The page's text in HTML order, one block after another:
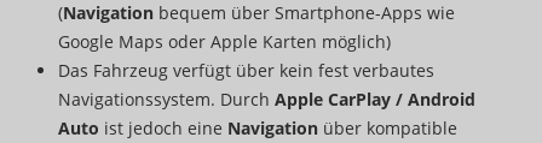
(Navigation bequem über Smartphone-Apps wie
Google Maps oder Apple Karten möglich)
Das Fahrzeug verfügt über kein fest verbautes
Navigationssystem. Durch Apple CarPlay / Android
Auto ist jedoch eine Navigation über kompatible